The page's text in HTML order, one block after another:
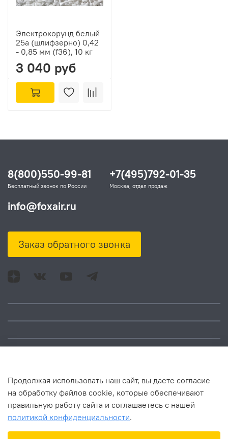
В корзину
Электрокорунд белый
25а (шлифзерно) 0,42
- 0,85 мм (f36), 10 кг
3 040 руб
Адрес: Москва, ул.
8(800)550-99-81
Бесплатный звонок по России
+7(495)792-01-35
Москва, отдел продаж
info@foxair.ru
Заказ обратного звонка
Продолжая использовать наш сайт, вы даете согласие
на обработку файлов cookie, которые обеспечивают
правильную работу сайта и соглашаетесь с нашей
политикой конфиденциальности.